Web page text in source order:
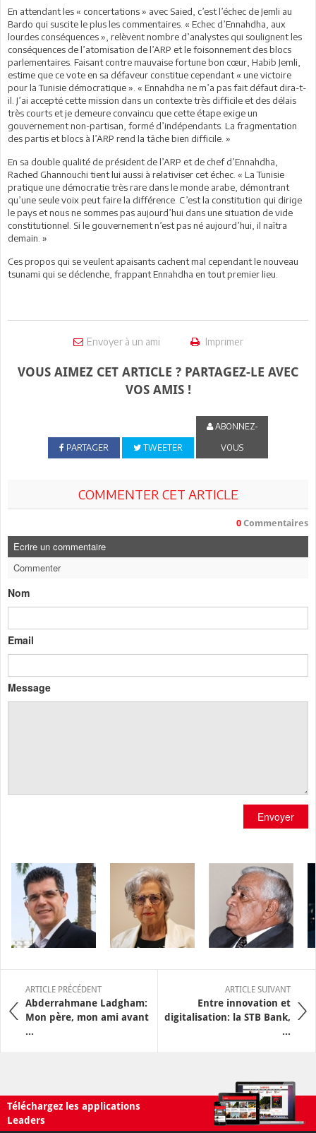
En attendant les « concertations » avec Saied, c’est l’échec de Jemli au
Bardo qui suscite le plus les commentaires. « Echec d’Ennahdha, aux
lourdes conséquences », relèvent nombre d’analystes qui soulignent les
conséquences de l’atomisation de l’ARP et le foisonnement des blocs
parlementaires. Faisant contre mauvaise fortune bon cœur, Habib Jemli,
estime que ce vote en sa défaveur constitue cependant « une victoire
pour la Tunisie démocratique ». « Ennahdha ne m’a pas fait défaut dira-t-
il. J’ai accepté cette mission dans un contexte très difficile et des délais
très courts et je demeure convaincu que cette étape exige un
gouvernement non-partisan, formé d’indépendants. La fragmentation
des partis et blocs à l’ARP rend la tâche bien difficile. »
En sa double qualité de président de l’ARP et de chef d’Ennahdha,
Rached Ghannouchi tient lui aussi à relativiser cet échec. « La Tunisie
pratique une démocratie très rare dans le monde arabe, démontrant
qu’une seule voix peut faire la différence. C’est la constitution qui dirige
le pays et nous ne sommes pas aujourd’hui dans une situation de vide
constitutionnel. Si le gouvernement n’est pas né aujourd’hui, il naîtra
demain. »
Ces propos qui se veulent apaisants cachent mal cependant le nouveau
tsunami qui se déclenche, frappant Ennahdha en tout premier lieu.
Envoyer à un ami Imprimer
VOUS AIMEZ CET ARTICLE ? PARTAGEZ-LE AVEC
VOS AMIS !
PARTAGER TWEETER
ABONNEZ-
VOUS
COMMENTER CET ARTICLE
0 Commentaires
Ecrire un commentaire
Commenter
Nom
Email
Message
Envoyer
ARTICLE PRÉCÉDENT
Abderrahmane Ladgham:
Mon père, mon ami avant
...
ARTICLE SUIVANT
Entre innovation et
digitalisation: la STB Bank,
...
Téléchargez les applications
Leaders